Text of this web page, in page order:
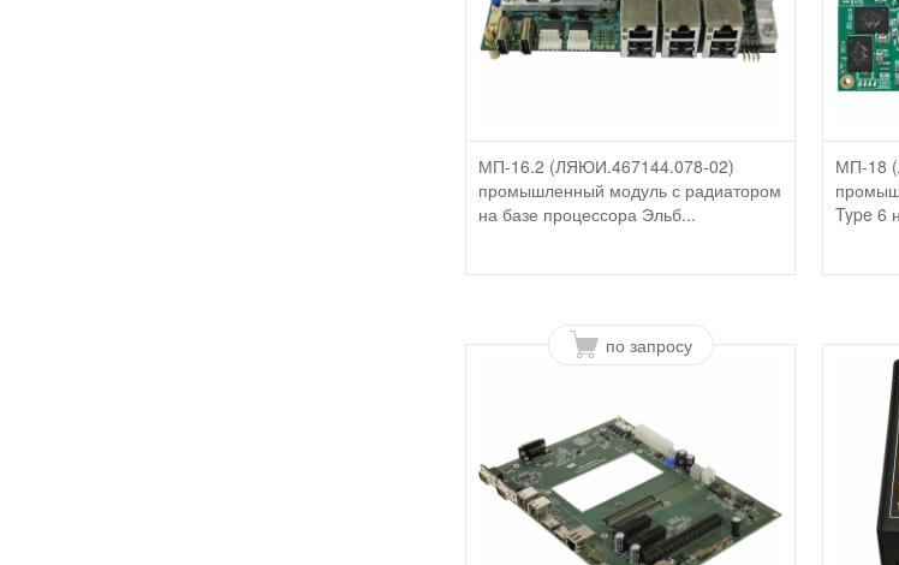
МП-16.2 (ЛЯЮИ.467144.078-02)
промышленный модуль с радиатором
на базе процессора Эльб...
МП-18
Type 6
по запросу